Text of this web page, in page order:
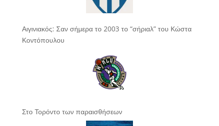
Αιγινιακός: Σαν σήμερα το 2003 το “σήριαλ” του Κώστα
Κοντόπουλου
Στο Τορόντο των παραισθήσεων